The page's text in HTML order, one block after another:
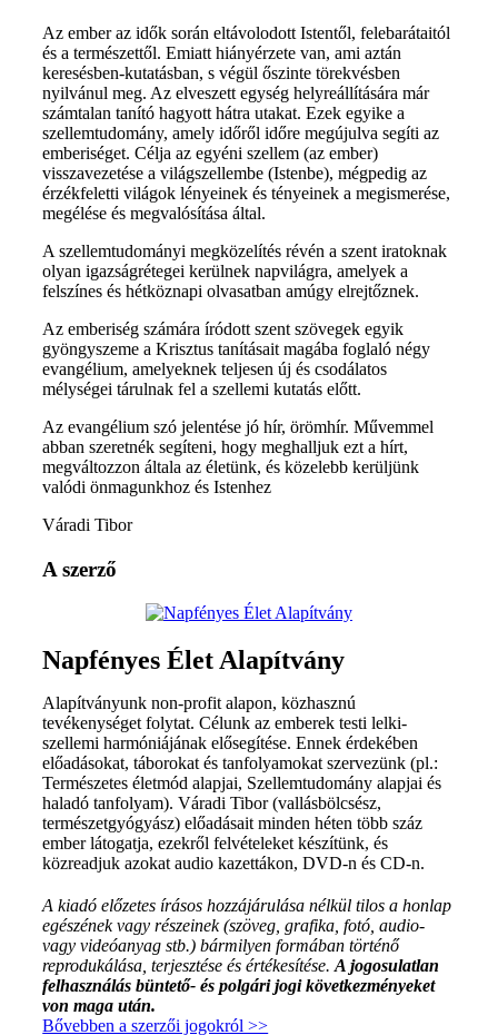
Az ember az idők során eltávolodott Istentől, felebarátaitól
és a természettől. Emiatt hiányérzete van, ami aztán
keresésben-kutatásban, s végül őszinte törekvésben
nyilvánul meg. Az elveszett egység helyreállítására már
számtalan tanító hagyott hátra utakat. Ezek egyike a
szellemtudomány, amely időről időre megújulva segíti az
emberiséget. Célja az egyéni szellem (az ember)
visszavezetése a világszellembe (Istenbe), mégpedig az
érzékfeletti világok lényeinek és tényeinek a megismerése,
megélése és megvalósítása által.
A szellemtudományi megközelítés révén a szent iratoknak
olyan igazságrétegei kerülnek napvilágra, amelyek a
felszínes és hétköznapi olvasatban amúgy elrejtőznek.
Az emberiség számára íródott szent szövegek egyik
gyöngyszeme a Krisztus tanításait magába foglaló négy
evangélium, amelyeknek teljesen új és csodálatos
mélységei tárulnak fel a szellemi kutatás előtt.
Az evangélium szó jelentése jó hír, örömhír. Művemmel
abban szeretnék segíteni, hogy meghalljuk ezt a hírt,
megváltozzon általa az életünk, és közelebb kerüljünk
valódi önmagunkhoz és Istenhez
Váradi Tibor
A szerző
Napfényes Élet Alapítvány
Alapítványunk non-profit alapon, közhasznú
tevékenységet folytat. Célunk az emberek testi lelki-
szellemi harmóniájának elősegítése. Ennek érdekében
előadásokat, táborokat és tanfolyamokat szervezünk (pl.:
Természetes életmód alapjai, Szellemtudomány alapjai és
haladó tanfolyam). Váradi Tibor (vallásbölcsész,
természetgyógyász) előadásait minden héten több száz
ember látogatja, ezekről felvételeket készítünk, és
közreadjuk azokat audio kazettákon, DVD-n és CD-n.
A kiadó előzetes írásos hozzájárulása nélkül tilos a honlap
egészének vagy részeinek (szöveg, grafika, fotó, audio-
vagy videóanyag stb.) bármilyen formában történő
reprodukálása, terjesztése és értékesítése.A jogosulatlan
felhasználás büntető- és polgári jogi következményeket
von maga után.
Bővebben a szerzői jogokról >>